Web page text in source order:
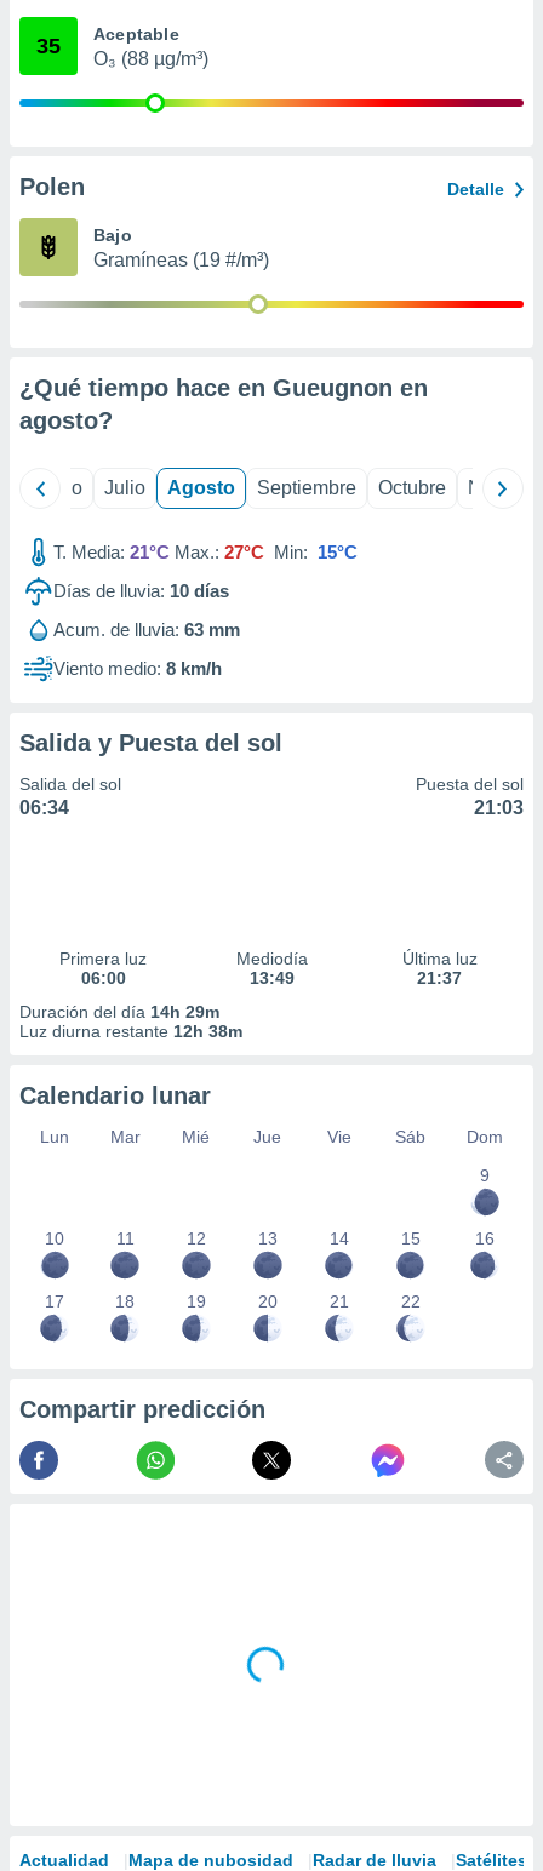
e
publicidad
1199
35 Aceptable
O₃ (88 µg/m³)
Polen Detalle
Bajo
Gramíneas (19 #/m³)
¿Qué tiempo hace en Gueugnon en
agosto?
Junio Julio Agosto Septiembre Octubre
T. Media: 21°C Max.: 27°C Min: 15°C
Días de lluvia: 10 días
Acum. de lluvia: 63 mm
Viento medio: 8 km/h
Salida y Puesta del sol
Salida del sol
06:34
Puesta del sol
21:03
Primera luz
06:00
Mediodía
13:49
Última luz
21:37
Duración del día 14h 29m
Luz diurna restante 12h 38m
Calendario lunar
Lun Mar Mié Jue Vie Sáb
Dom
9
10 11 12 13 14 15 16
17 18 19 20 21 22
Compartir predicción
Actualidad Mapa de nubosidad Radar de lluvia Satélites